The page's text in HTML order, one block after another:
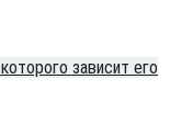
зависит его